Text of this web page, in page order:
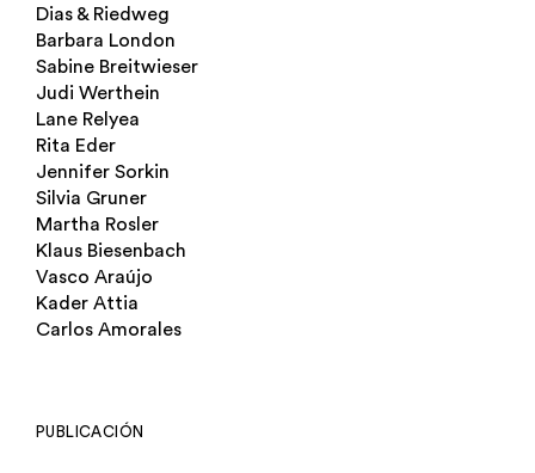
Dias & Riedweg
Barbara London
Sabine Breitwieser
Judi Werthein
Lane Relyea
Rita Eder
Jennifer Sorkin
Silvia Gruner
Martha Rosler
Klaus Biesenbach
Vasco Araújo
Kader Attia
Carlos Amorales
PUBLICACIÓN